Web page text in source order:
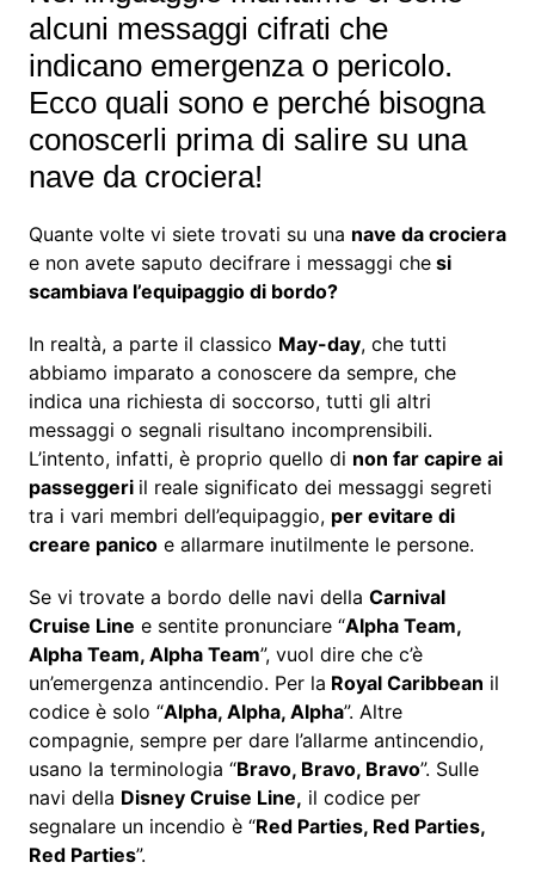
alcuni messaggi cifrati che
indicano emergenza o pericolo.
Ecco quali sono e perché bisogna
conoscerli prima di salire su una
nave da crociera!
Quante volte vi siete trovati su una nave da crociera
e non avete saputo decifrare i messaggi chesi
scambiava l’equipaggio di bordo?
In realtà, a parte il classico May-day, che tutti
abbiamo imparato a conoscere da sempre, che
indica una richiesta di soccorso, tutti gli altri
messaggi o segnali risultano incomprensibili.
L’intento, infatti, è proprio quello di non far capire ai
passeggeri il reale significato dei messaggi segreti
tra i vari membri dell’equipaggio, per evitare di
creare panicoe allarmare inutilmente le persone.
Se vi trovate a bordo delle navi della Carnival
Cruise Line e sentite pronunciare “Alpha Team,
Alpha Team, Alpha Team”, vuol dire che c’è
un’emergenza antincendio. Per la Royal Caribbean il
codice è solo “Alpha, Alpha, Alpha”. Altre
compagnie, sempre per dare l’allarme antincendio,
usano la terminologia “Bravo, Bravo, Bravo”. Sulle
navi della Disney Cruise Line, il codice per
segnalare un incendio è “Red Parties, Red Parties,
Red Parties”.